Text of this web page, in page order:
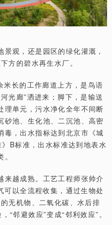
观，还是园区的绿化灌溉，
方的碧水再生水厂。
长的工作廊道上方，是鸟语
光廊”洒进来；脚下，是输送
理单元，污水净化全年不间断
砂池、生化池、二沉池、高密
毒，出水指标达到北京市《城
B标准，出水标准达到地表水
。
来越成熟。工艺工程师张帅介
以全流程收集，通过生物处
无机物、二氧化碳、水后排
“邻避效应”变成“邻利效应”。